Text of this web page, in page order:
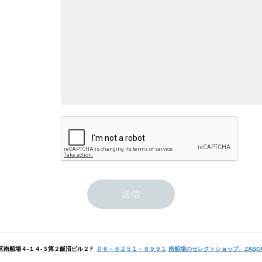
南船場４-１４-３第２飯沼ビル２Ｆ ０６－６２５１－９９９１ 南船場のセレクトショップ、